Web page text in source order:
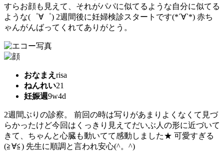
すらお顔も見えて、それがパパに似てるような自分に似てる
ような(゜∀゜) 2週間後に妊婦検診スタートです(*´∀`*) 赤ち
ゃんがんばってくれてありがとう。
おなまえ risa
ねんれい21
妊娠週9w4d
2週間ぶりの診察。 前回の時は写りがあまりよくなくて見づ
らかったけど今回はくっきり見えてだいぶ人の形に近づいて
きて、ちゃんと心臓も動いてて感動しました★ 可愛すぎる
(≧∀≦) 先生に順調と言われ安心(^。^)